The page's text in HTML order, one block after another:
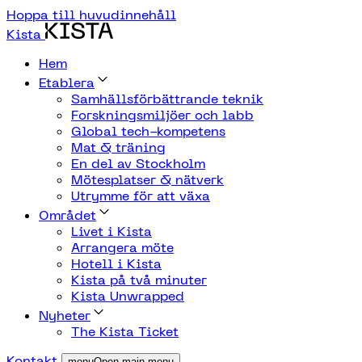
Hoppa till huvudinnehåll
Kista
Hem
Etablera
Samhällsförbättrande teknik
Forskningsmiljöer och labb
Global tech-kompetens
Mat & träning
En del av Stockholm
Mötesplatser & nätverk
Utrymme för att växa
Området
Livet i Kista
Arrangera möte
Hotell i Kista
Kista på två minuter
Kista Unwrapped
Nyheter
The Kista Ticket